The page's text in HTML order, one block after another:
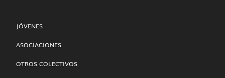
JÓVENES
ASOCIACIONES
OTROS COLECTIVOS